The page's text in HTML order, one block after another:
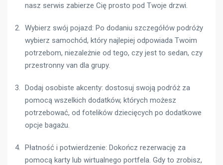
nasz serwis zabierze Cię prosto pod Twoje drzwi.
Wybierz swój pojazd: Po dodaniu szczegółów podróży
wybierz samochód, który najlepiej odpowiada Twoim
potrzebom, niezależnie od tego, czy jest to sedan, czy
przestronny van dla grupy.
Dodaj osobiste akcenty: dostosuj swoją podróż za
pomocą wszelkich dodatków, których możesz
potrzebować, od fotelików dziecięcych po dodatkowe
opcje bagażu.
Płatność i potwierdzenie: Dokończ rezerwację za
pomocą karty lub wirtualnego portfela. Gdy to zrobisz,